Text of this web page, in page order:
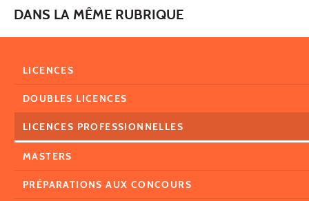
DANS LA MÊME RUBRIQUE
LICENCES
DOUBLES LICENCES
LICENCES PROFESSIONNELLES
MASTERS
PRÉPARATIONS AUX CONCOURS